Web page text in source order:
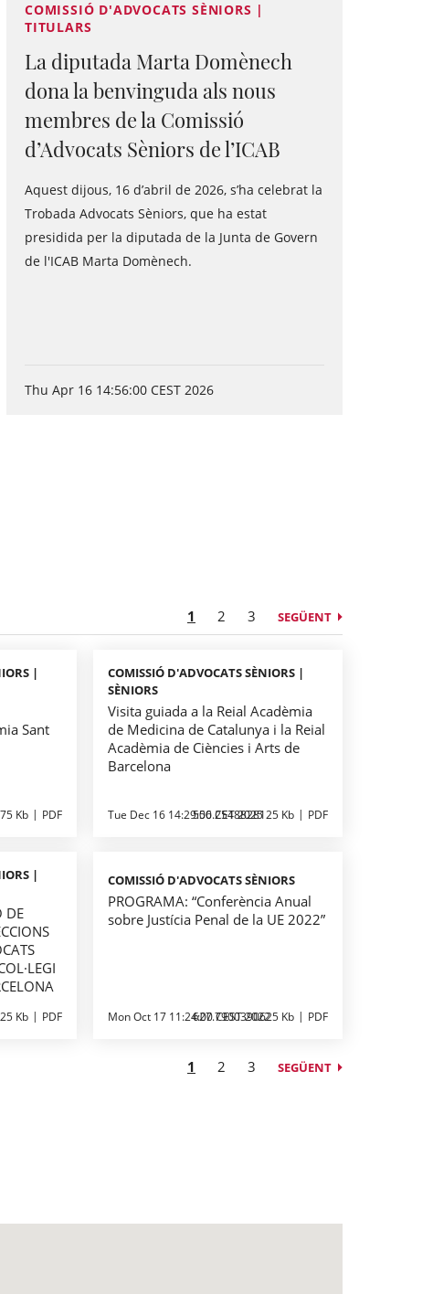
COMISSIÓ D'ADVOCATS SÈNIORS |
TITULARS
La diputada Marta Domènech
dona la benvinguda als nous
membres de la Comissió
d’Advocats Sèniors de l’ICAB
Aquest dijous, 16 d’abril de 2026, s’ha celebrat la
Trobada Advocats Sèniors, que ha estat
presidida per la diputada de la Junta de Govern
de l'ICAB Marta Domènech.
Thu Apr 16 14:56:00 CEST 2026
1 2 3 SEGÜENT
|
Sant
Kb PDF
COMISSIÓ D'ADVOCATS SÈNIORS |
SÈNIORS
Visita guiada a la Reial Acadèmia
de Medicina de Catalunya i la Reial
Acadèmia de Ciències i Arts de
Barcelona
Tue Dec 16 14:29:00 CET 2025
556.2548828125 Kb PDF
|
DE
Kb PDF
COMISSIÓ D'ADVOCATS SÈNIORS
PROGRAMA: “Conferència Anual
sobre Justícia Penal de la UE 2022”
Mon Oct 17 11:24:00 CEST 2022
627.7900390625 Kb PDF
1 2 3 SEGÜENT